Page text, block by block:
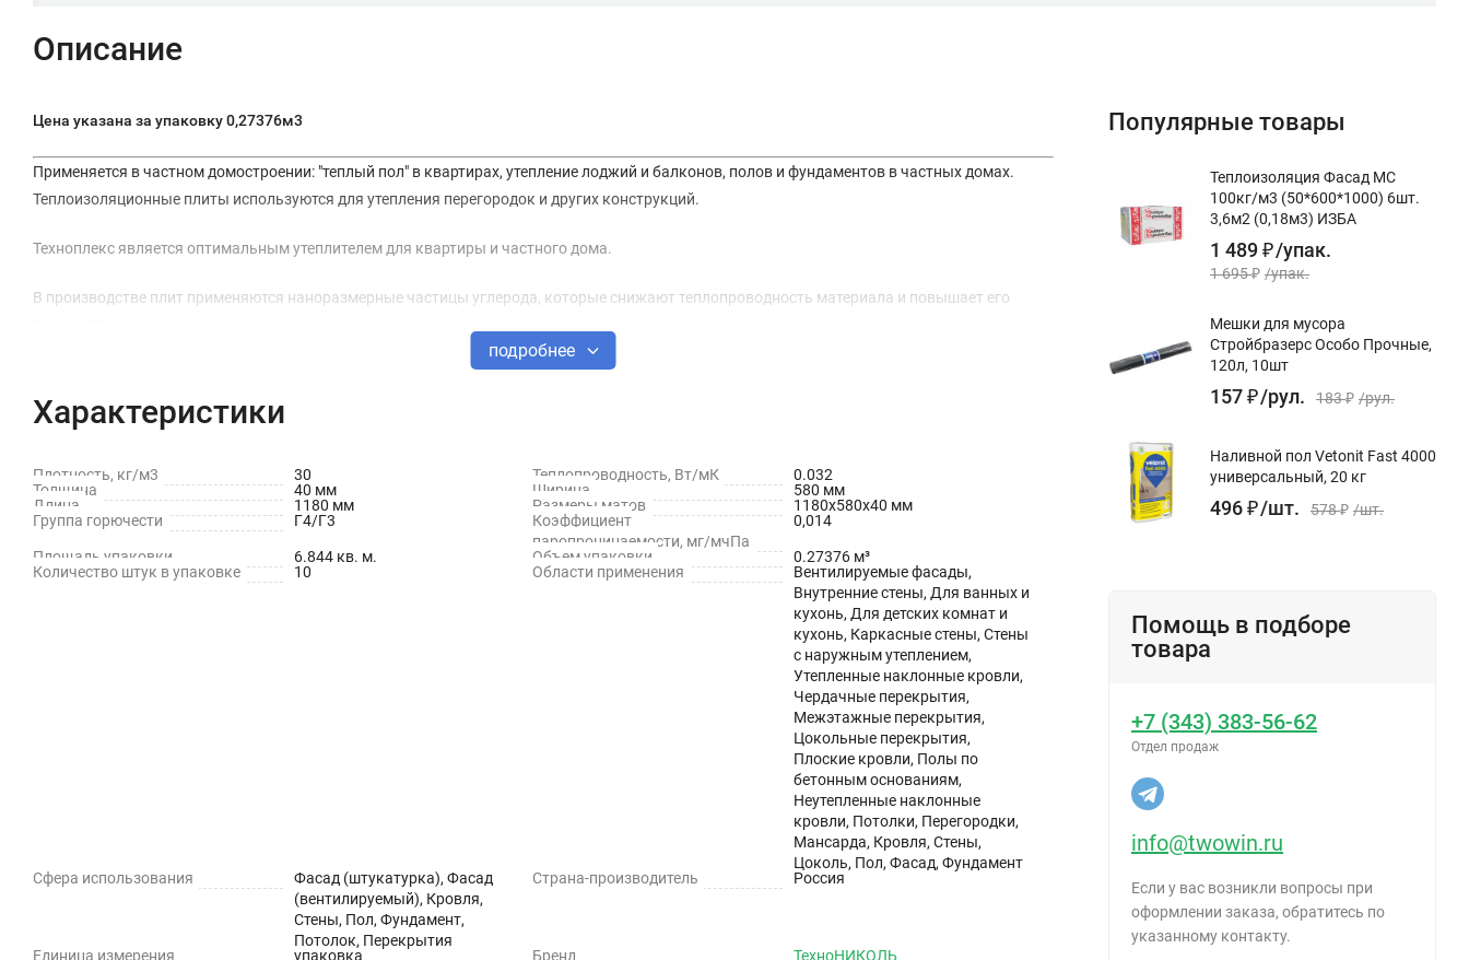
Описание
Цена указана за упаковку 0,27376м3
Применяется в частном домостроении: "теплый пол" в квартирах, утепление лоджий и балконов, полов и фундаментов в частных домах.
Теплоизоляционные плиты используются для утепления перегородок и других конструкций.
Техноплекс является оптимальным утеплителем для квартиры и частного дома.
В производстве плит применяются наноразмерные частицы углерода, которые снижают теплопроводность материала и повышает его
Влагостойкий материал
Не содержит опасных для здоровья и окружающей среды вредных веществ
Удобство монтажа, с которым можно легко справиться, не обладая особыми навыками
подробнее
Характеристики
Плотность, кг/м3 30 Теплопроводность, Вт/мК
0.032
Толщина
40 мм Ширина
580 мм
Длина
1180 мм Размеры матов
1180х580х40 мм
Группа горючести
Г4/Г3
Коэффициент
паропроницаемости, мг/мчПа
0,014
Площадь упаковки 6.844 кв. м. Объем упаковки
0.27376 м³
Количество штук в упаковке
10 Области применения
Вентилируемые фасады,
Внутренние стены, Для ванных и
кухонь, Для детских комнат и
кухонь, Каркасные стены, Стены
с наружным утеплением,
Утепленные наклонные кровли,
Чердачные перекрытия,
Межэтажные перекрытия,
Цокольные перекрытия,
Плоские кровли, Полы по
бетонным основаниям,
Неутепленные наклонные
кровли, Потолки, Перегородки,
Мансарда, Кровля, Стены,
Цоколь, Пол, Фасад, Фундамент
Сфера использования
Фасад (штукатурка), Фасад
(вентилируемый), Кровля,
Стены, Пол, Фундамент,
Потолок, Перекрытия
Страна-производитель Россия
Единица измерения упаковка Бренд ТехноНИКОЛЬ
Популярные товары
Теплоизоляция Фасад МС
100кг/м3 (50*600*1000) 6шт.
3,6м2 (0,18м3) ИЗБА
1 489₽/упак.
1 695₽ /упак.
Мешки для мусора
Стройбразерс Особо Прочные,
120л, 10шт
157₽/рул. 183₽ /рул.
Наливной пол Vetonit Fast 4000
универсальный, 20 кг
496₽/шт. 578₽ /шт.
Помощь в подборе
товара
+7 (343) 383-56-62
Отдел продаж
info@twowin.ru
Если у вас возникли вопросы при
оформлении заказа, обратитесь по
указанному контакту.